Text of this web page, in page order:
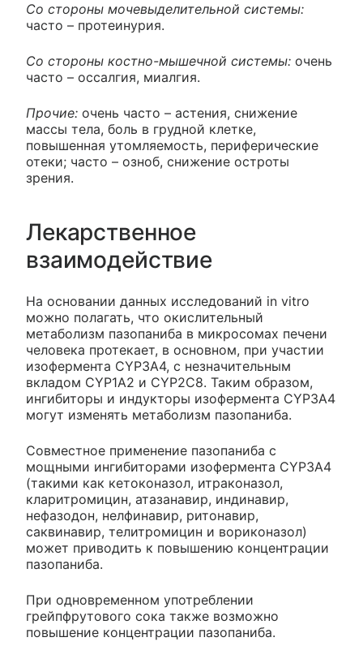
Со стороны мочевыделительной системы:
часто – протеинурия.
Со стороны костно-мышечной системы: очень
часто – оссалгия, миалгия.
Прочие: очень часто – астения, снижение
массы тела, боль в грудной клетке,
повышенная утомляемость, периферические
отеки; часто – озноб, снижение остроты
зрения.
Лекарственное
взаимодействие
На основании данных исследований in vitro
можно полагать, что окислительный
метаболизм пазопаниба в микросомах печени
человека протекает, в основном, при участии
изофермента CYP3A4, с незначительным
вкладом CYP1A2 и CYP2C8. Таким образом,
ингибиторы и индукторы изофермента CYP3A4
могут изменять метаболизм пазопаниба.
Совместное применение пазопаниба с
мощными ингибиторами изофермента CYP3A4
(такими как кетоконазол, итраконазол,
кларитромицин, атазанавир, индинавир,
нефазодон, нелфинавир, ритонавир,
саквинавир, телитромицин и вориконазол)
может приводить к повышению концентрации
пазопаниба.
При одновременном употреблении
грейпфрутового сока также возможно
повышение концентрации пазопаниба.